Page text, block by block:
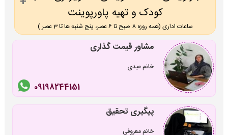
کودک و تهیه پاورپوینت
ساعات اداری (همه روزه 8 صبح تا 6 عصر، پنج شنبه ها تا 3 عصر )
مشاور قیمت گذاری
خانم عیدی
09198244151
پیگیری تحقیق
خانم معروفی